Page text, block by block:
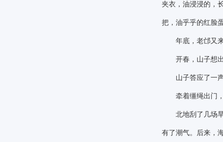
夹衣，油浸浸的，
把，油乎乎的红脸
年底，老邙又来
开春，山子想出
山子答应了一
牵着缰绳出门，
北地刮了几场旱
有了潮气。后来，